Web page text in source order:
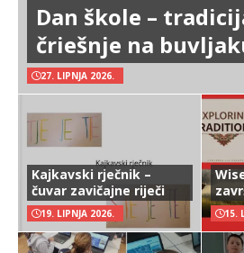
Dan škole –
čriešnje na
27. LIPNJA 2026.
Kajkavski rječnik –
čuvar zavičajne riječi
19. LIPNJA 2026. 15.